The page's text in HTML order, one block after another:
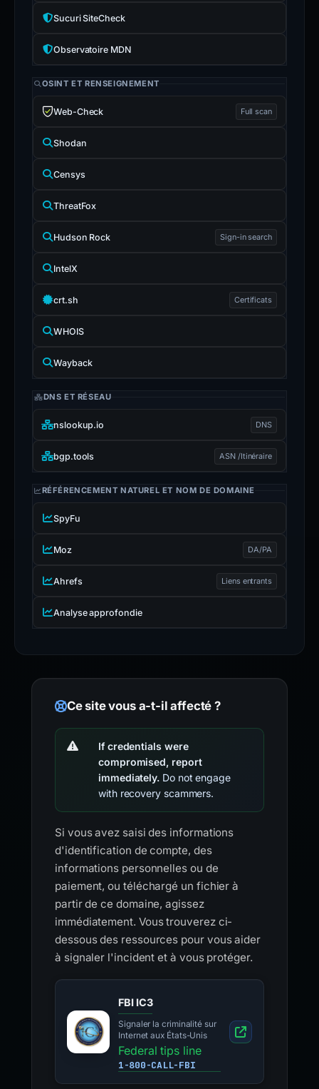
Sucuri SiteCheck
Observatoire MDN
OSINT ET RENSEIGNEMENT
Web-Check Full scan
Shodan
Censys
ThreatFox
Hudson Rock Sign-in search
IntelX
crt.sh Certificats
WHOIS
Wayback
DNS ET RÉSEAU
nslookup.io DNS
bgp.tools ASN /Itinéraire
RÉFÉRENCEMENT NATUREL ET NOM DE DOMAINE
SpyFu
Moz DA/PA
Ahrefs Liens entrants
Analyse approfondie
Ce site vous a-t-il affecté ?
If credentials were
compromised, report
immediately. Do not engage
with recovery scammers.
Si vous avez saisi des informations
d'identification de compte, des
informations personnelles ou de
paiement, ou téléchargé un fichier à
partir de ce domaine, agissez
immédiatement. Vous trouverez ci-
dessous des ressources pour vous aider
à signaler l'incident et à vous protéger.
FBI IC3
Signaler la criminalité sur
Internet aux États-Unis
Federal tips line
1-800-CALL-FBI